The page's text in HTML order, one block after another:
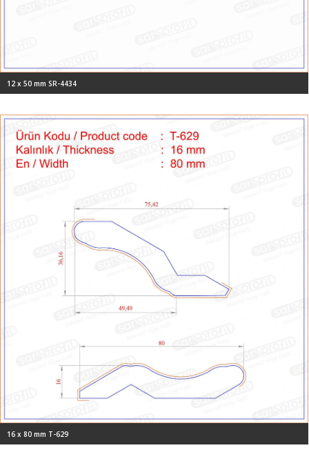
12 x 50 mm SR-4434
16 x 80 mm T-629